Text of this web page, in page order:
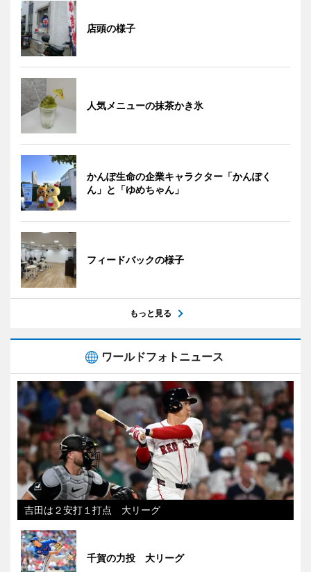
店頭の様子
人気メニューの抹茶かき氷
かんぽ生命の企業キャラクター「かんぽく
ん」と「ゆめちゃん」
フィードバックの様子
もっと見る
ワールドフォトニュース
吉田は２安打１打点 大リーグ
千賀の力投 大リーグ